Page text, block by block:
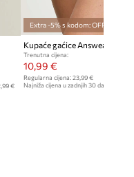
€
Extra -5% s kodom: OFF*
Kupaće gaćice Answear Lab
Trenutna cijena:
10,99 €
Regularna cijena: 23,99 €
Najniža cijena u zadnjih 30 dana prije